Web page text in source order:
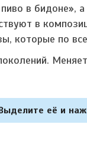
в бидоне»,
в
которые по
её и